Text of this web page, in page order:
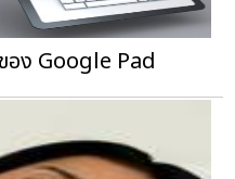
อง Google Pad